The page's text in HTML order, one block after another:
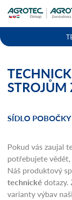
STROJŮM
SÍDLO POBOČKY
Pokud vás zaujal
potřebujete
Náš produktový
technické dotazy.
varianty výbav